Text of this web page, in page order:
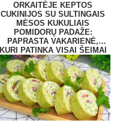
ORKAITĖJE KEPTOS
CUKINIJOS SU SULTINGAIS
MĖSOS KUKULIAIS
POMIDORŲ PADAŽE:
PAPRASTA VAKARIENĖ,
KURI PATINKA VISAI ŠEIMAI